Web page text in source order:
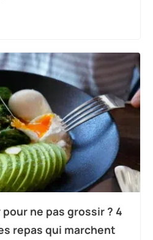
ne pas grossir ? 4
repas qui marchent